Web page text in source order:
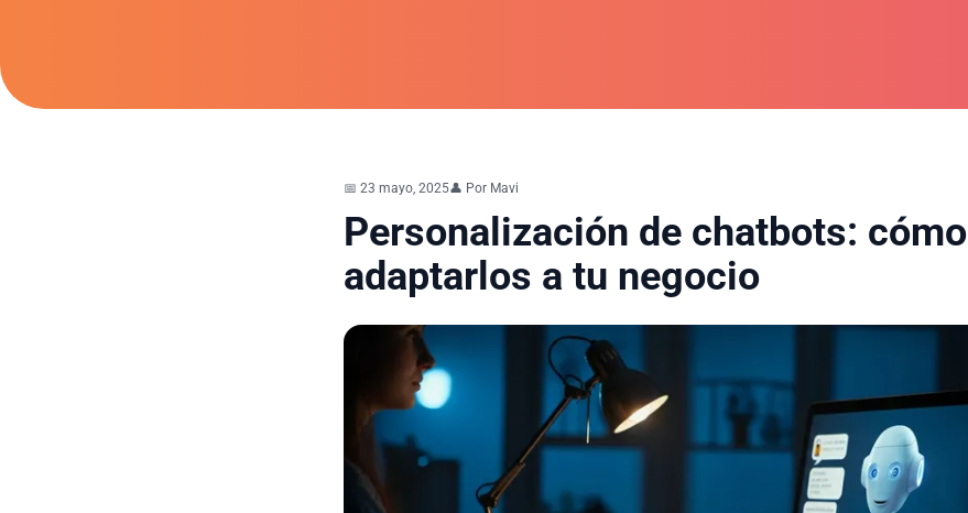
📅 23 mayo, 2025👤 Por Mavi
Personalización de chatbots: cómo
adaptarlos a tu negocio